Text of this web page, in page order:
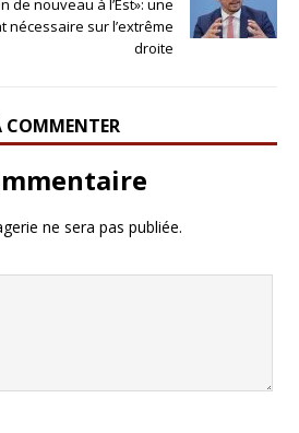
de nouveau à l’Est»: une
sur l’extrême
droite
COMMENTER
ne sera pas publiée.